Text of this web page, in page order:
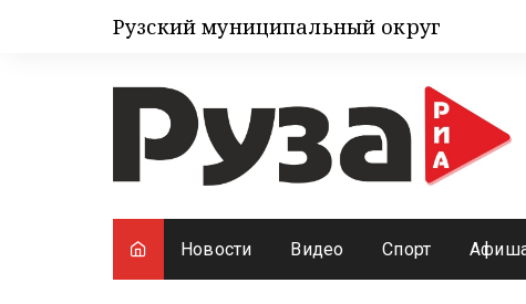
Рузский муниципальный округ
Новости Видео Спорт